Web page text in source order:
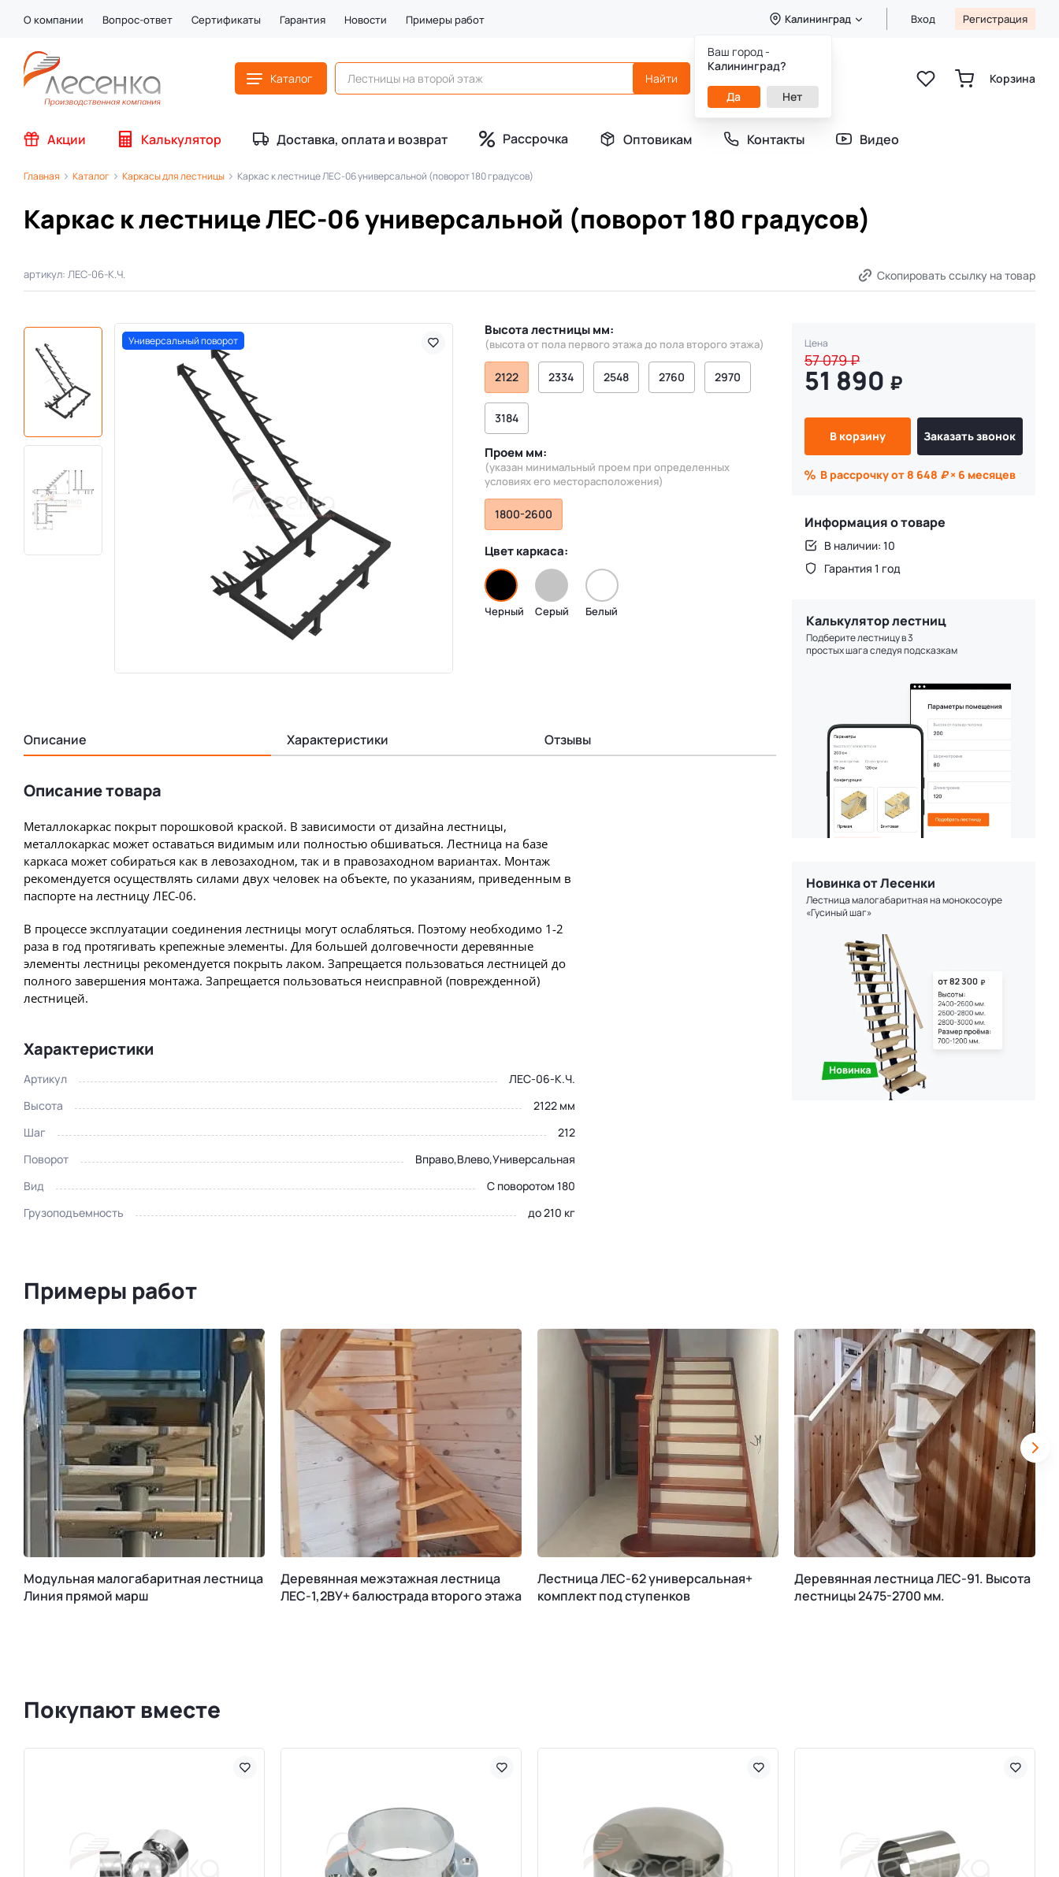
О компании Вопрос-ответ Сертификаты Гарантия Новости Примеры работ Калининград
Ваш город -
Калининград?
Да Нет
Вход Регистрация
Каталог
8 (800) 333-49-25
Звонок бесплатный
пн-пт 8:00-20:00
сб-вс 9:00-20:00
Корзина
Акции Калькулятор Доставка, оплата и возврат Рассрочка Оптовикам Контакты Видео
Главная Каталог Каркасы для лестницы Каркас к лестнице ЛЕС-06 универсальной (поворот 180 градусов)
Каркас к лестнице ЛЕС-06 универсальной (поворот 180 градусов)
артикул: ЛЕС-06-К.Ч. Скопировать ссылку на товар
Универсальный поворот
Высота лестницы мм:
(высота от пола первого этажа до пола второго этажа)
2122 2334 2548 2760 2970
3184
Проем мм:
(указан минимальный проем при определенных
условиях его месторасположения)
1800-2600
Цвет каркаса:
Черный Серый Белый
Описание Характеристики Отзывы
Описание товара
Металлокаркас покрыт порошковой краской. В зависимости от дизайна лестницы,
металлокаркас может оставаться видимым или полностью обшиваться. Лестница на базе
каркаса может собираться как в левозаходном, так и в правозаходном вариантах. Монтаж
рекомендуется осуществлять силами двух человек на объекте, по указаниям, приведенным в
паспорте на лестницу ЛЕС-06.
В процессе эксплуатации соединения лестницы могут ослабляться. Поэтому необходимо 1-2
раза в год протягивать крепежные элементы. Для большей долговечности деревянные
элементы лестницы рекомендуется покрыть лаком. Запрещается пользоваться лестницей до
полного завершения монтажа. Запрещается пользоваться неисправной (поврежденной)
лестницей.
Характеристики
Артикул
ЛЕС-06-К.Ч.
Высота
2122 мм
Шаг
212
Поворот
Вправо,Влево,Универсальная
Вид
С поворотом 180
Грузоподъемность
до 210 кг
Цена
57 079₽
51 890 ₽
В корзину Заказать звонок
В рассрочку от 8 648 ₽× 6 месяцев
Информация о товаре
В наличии: 10
Гарантия 1 год
Калькулятор лестниц
Подберите лестницу в 3
простых шага следуя подсказкам
Новинка от Лесенки
Лестница малогабаритная на монокосоуре
«Гусиный шаг»
Примеры работ
Модульная малогабаритная лестница
Линия прямой марш
Деревянная межэтажная лестница
ЛЕС-1,2ВУ+ балюстрада второго этажа
Лестница ЛЕС-62 универсальная+
комплект под ступенков
Деревянная лестница ЛЕС-91. Высота
лестницы 2475-2700 мм.
Покупают вместе